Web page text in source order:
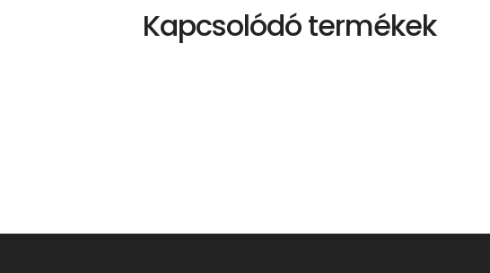
Kapcsolódó termékek